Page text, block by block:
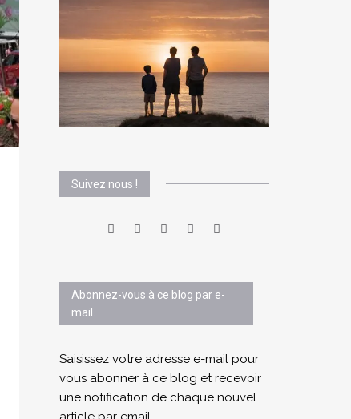
Suivez nous !
Abonnez-vous à ce blog par e-
mail.
Saisissez votre adresse e-mail pour
vous abonner à ce blog et recevoir
une notification de chaque nouvel